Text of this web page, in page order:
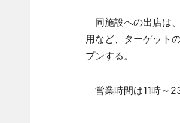
同施設への出店は
用など、ターゲット
プンする。
営業時間は11時～23